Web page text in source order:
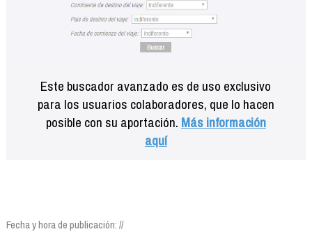
Este buscador avanzado es de uso exclusivo
para los usuarios colaboradores, que lo hacen
posible con su aportación. Más información
aquí
Fecha y hora de publicación: //